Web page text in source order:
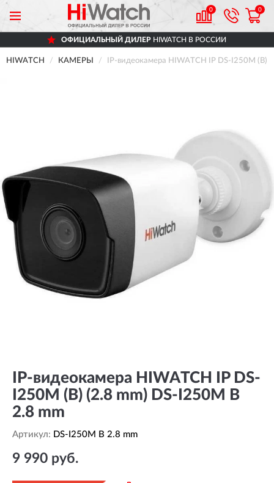
0 0
ОФИЦИАЛЬНЫЙ ДИЛЕРHIWATCH В РОССИИ
HIWATCH КАМЕРЫ IP-видеокамера HIWATCH IP DS-I250M (B)
IP-видеокамера HIWATCH IP DS-
I250M (B) (2.8 mm) DS-I250M B
2.8 mm
Артикул: DS-I250M B 2.8 mm
9 990 руб.